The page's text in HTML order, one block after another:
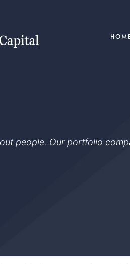
people. Our portfolio